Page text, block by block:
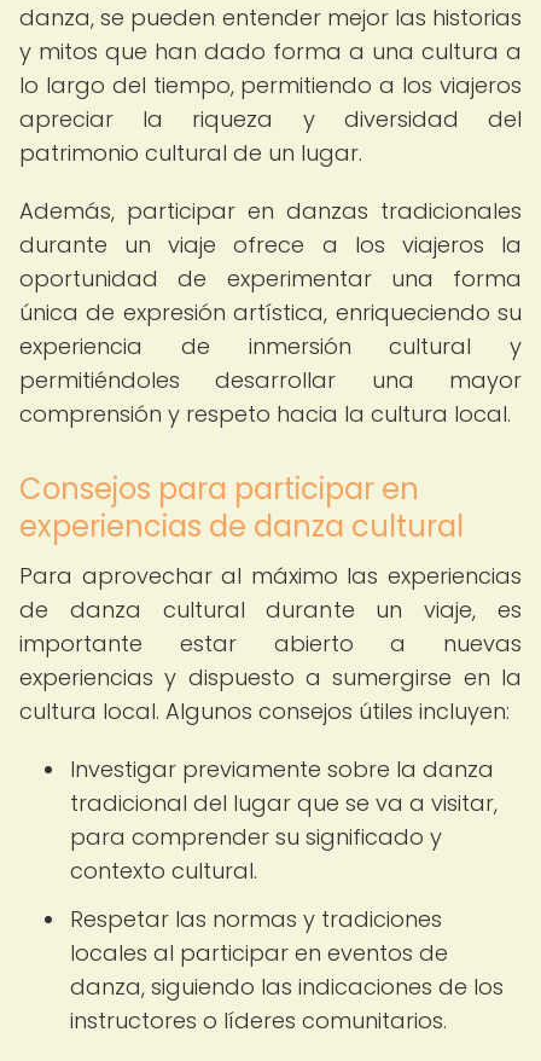
danza, se pueden entender mejor las historias
y mitos que han dado forma a una cultura a
lo largo del tiempo, permitiendo a los viajeros
apreciar la riqueza y diversidad del
patrimonio cultural de un lugar.
Además, participar en danzas tradicionales
durante un viaje ofrece a los viajeros la
oportunidad de experimentar una forma
única de expresión artística, enriqueciendo su
experiencia de inmersión cultural y
permitiéndoles desarrollar una mayor
comprensión y respeto hacia la cultura local.
Consejos para participar en
experiencias de danza cultural
Para aprovechar al máximo las experiencias
de danza cultural durante un viaje, es
importante estar abierto a nuevas
experiencias y dispuesto a sumergirse en la
cultura local. Algunos consejos útiles incluyen:
Investigar previamente sobre la danza
tradicional del lugar que se va a visitar,
para comprender su significado y
contexto cultural.
Respetar las normas y tradiciones
locales al participar en eventos de
danza, siguiendo las indicaciones de los
instructores o líderes comunitarios.